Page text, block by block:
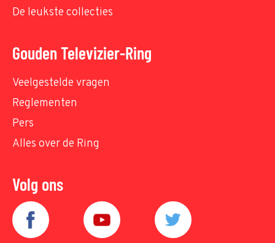
De leukste collecties
Gouden Televizier-Ring
Veelgestelde vragen
Reglementen
Pers
Alles over de Ring
Volg ons